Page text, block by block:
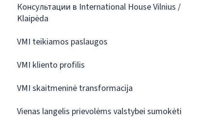
Консультации в International House Vilnius /
Klaipėda
VMI teikiamos paslaugos
VMI kliento profilis
VMI skaitmeninė transformacija
Vienas langelis prievolėms valstybei sumokėti